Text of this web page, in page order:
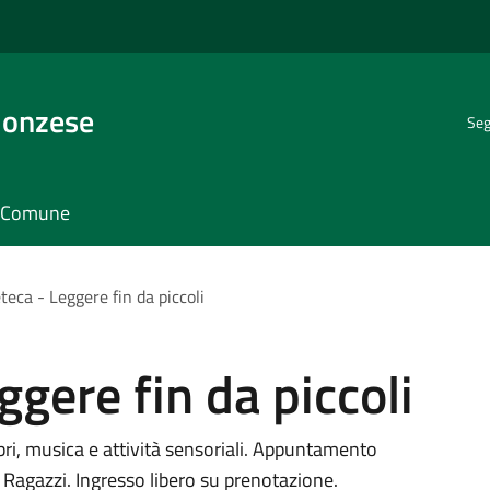
- Leggere fin da piccoli
fin da piccoli
musica e attività sensoriali. Appuntamento
Ingresso libero su prenotazione.